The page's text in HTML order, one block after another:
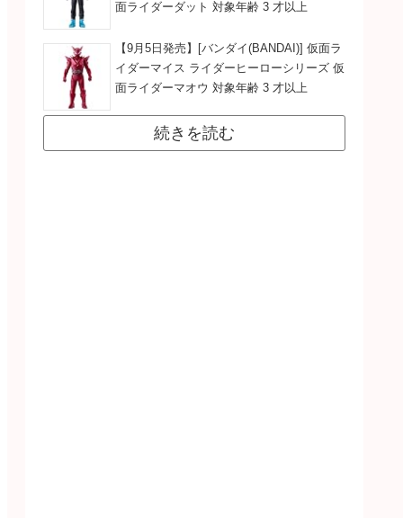
面ライダーダット 対象年齢 3 才以上
【9月5日発売】[バンダイ(BANDAI)] 仮面ラ
イダーマイス ライダーヒーローシリーズ 仮
面ライダーマオウ 対象年齢 3 才以上
続きを読む